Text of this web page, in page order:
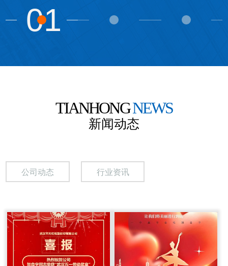
01
TIANHONGNEWS
新闻动态
公司动态 行业资讯